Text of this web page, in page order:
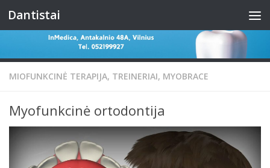
Skip to content
Dantistai
MIOFUNKCINĖ TERAPIJA, TREINERIAI, MYOBRACE
Myofunkcinė ortodontija